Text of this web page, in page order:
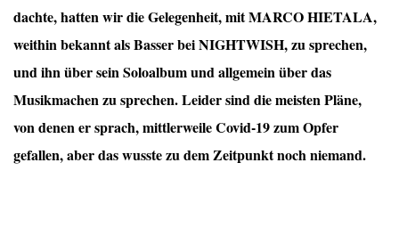
dachte, hatten wir die Gelegenheit, mit MARCO HIETALA,
weithin bekannt als Basser bei NIGHTWISH, zu sprechen,
und ihn über sein Soloalbum und allgemein über das
Musikmachen zu sprechen. Leider sind die meisten Pläne,
von denen er sprach, mittlerweile Covid-19 zum Opfer
gefallen, aber das wusste zu dem Zeitpunkt noch niemand.